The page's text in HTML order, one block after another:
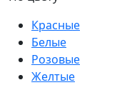
Красные
Белые
Розовые
Желтые